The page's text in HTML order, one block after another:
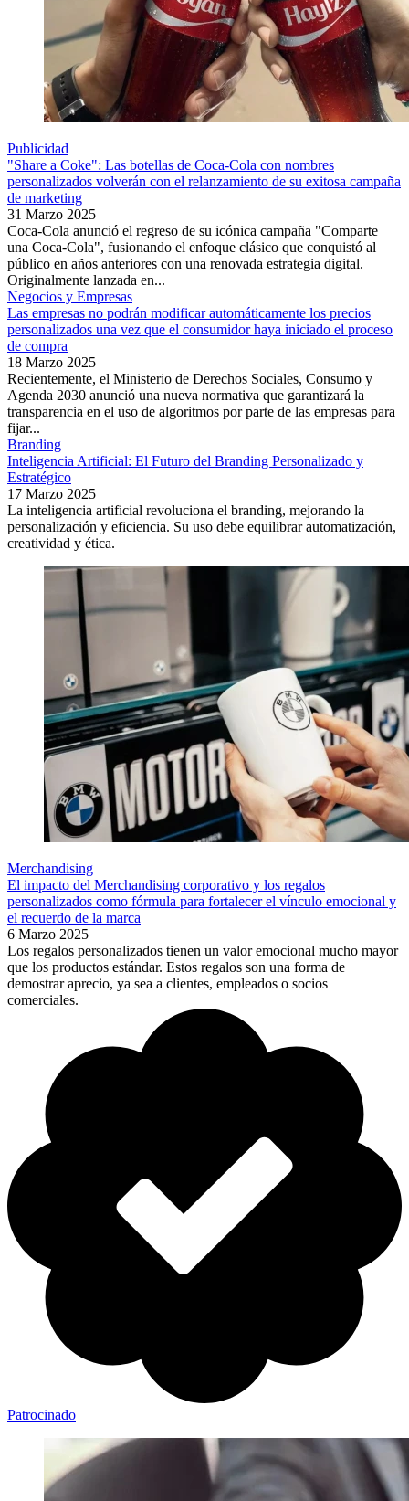
Publicidad
"Share a Coke": Las botellas de Coca-Cola con nombres
personalizados volverán con el relanzamiento de su exitosa campaña
de marketing
31 Marzo 2025
Coca-Cola anunció el regreso de su icónica campaña "Comparte
una Coca-Cola", fusionando el enfoque clásico que conquistó al
público en años anteriores con una renovada estrategia digital.
Originalmente lanzada en...
Negocios y Empresas
Las empresas no podrán modificar automáticamente los precios
personalizados una vez que el consumidor haya iniciado el proceso
de compra
18 Marzo 2025
Recientemente, el Ministerio de Derechos Sociales, Consumo y
Agenda 2030 anunció una nueva normativa que garantizará la
transparencia en el uso de algoritmos por parte de las empresas para
fijar...
Branding
Inteligencia Artificial: El Futuro del Branding Personalizado y
Estratégico
17 Marzo 2025
La inteligencia artificial revoluciona el branding, mejorando la
personalización y eficiencia. Su uso debe equilibrar automatización,
creatividad y ética.
Merchandising
El impacto del Merchandising corporativo y los regalos
personalizados como fórmula para fortalecer el vínculo emocional y
el recuerdo de la marca
6 Marzo 2025
Los regalos personalizados tienen un valor emocional mucho mayor
que los productos estándar. Estos regalos son una forma de
demostrar aprecio, ya sea a clientes, empleados o socios
comerciales.
Patrocinado